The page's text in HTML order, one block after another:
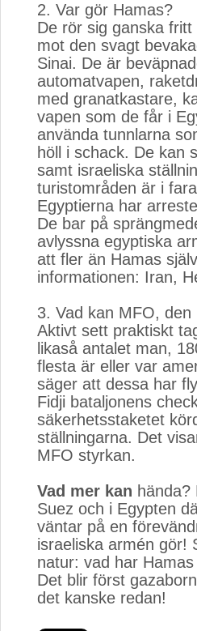
2. Var gör Hamas?
De rör sig ganska
mot den svagt
Sinai. De är
automatvapen,
med granatkastare,
vapen som de får i
använda tunnlarna
höll i schack. De kan
samt israeliska
turistområden är i
Egyptierna har
De bar på
avlyssna egyptiska
att fler än Hamas
informationen: Iran,
3. Vad kan MFO,
Aktivt sett praktiskt
likaså antalet man,
flesta är eller var
säger att dessa har
Fidji bataljonens
säkerhetsstaketet
ställningarna. Det
MFO styrkan.
Vad mer kan
Suez och i Egypten
väntar på en
israeliska armén gör!
natur: vad har
Det blir först
det kanske redan!